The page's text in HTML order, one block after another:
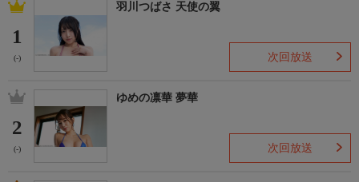
1
(-)
羽川つばさ 天使の翼
次回放送
2
(-)
ゆめの凛華 夢華
次回放送